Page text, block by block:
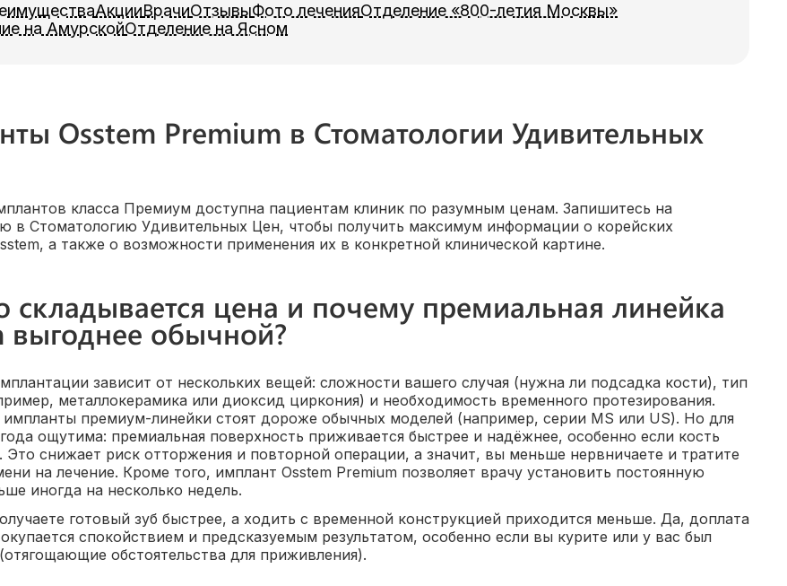
АкцииВрачиОтзывыФото леченияОтделение «800-летия Москвы»
на АмурскойОтделение на Ясном
Osstem Premium в Стоматологии Удивительных
класса Премиум доступна пациентам клиник по разумным ценам. Запишитесь на
в Стоматологию Удивительных Цен, чтобы получить максимум информации о корейских
а также о возможности применения их в конкретной клинической картине.
складывается цена и почему премиальная линейка
выгоднее обычной?
зависит от нескольких вещей: сложности вашего случая (нужна ли подсадка кости), тип
металлокерамика или диоксид циркония) и необходимость временного протезирования.
импланты премиум-линейки стоят дороже обычных моделей (например, серии MS или US). Но для
ощутима: премиальная поверхность приживается быстрее и надёжнее, особенно если кость
Это снижает риск отторжения и повторной операции, а значит, вы меньше нервничаете и тратите
на лечение. Кроме того, имплант Osstem Premium позволяет врачу установить постоянную
иногда на несколько недель.
готовый зуб быстрее, а ходить с временной конструкцией приходится меньше. Да, доплата
спокойствием и предсказуемым результатом, особенно если вы курите или у вас был
обстоятельства для приживления).